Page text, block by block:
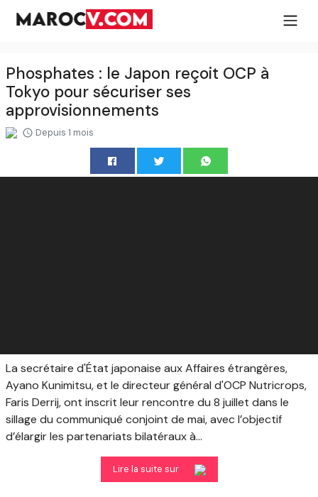
Phosphates : le Japon reçoit OCP à
Tokyo pour sécuriser ses
approvisionnements
Depuis 1 mois
La secrétaire d'État japonaise aux Affaires étrangères,
Ayano Kunimitsu, et le directeur général d'OCP Nutricrops,
Faris Derrij, ont inscrit leur rencontre du 8 juillet dans le
sillage du communiqué conjoint de mai, avec l’objectif
d’élargir les partenariats bilatéraux à...
Lire la suite sur